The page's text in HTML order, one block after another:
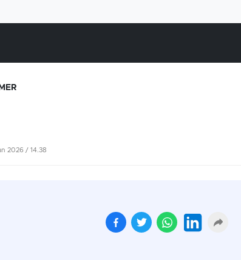
2026 / 14.38
Yüksek elektrik faturaları
çiftçiyi üretimden